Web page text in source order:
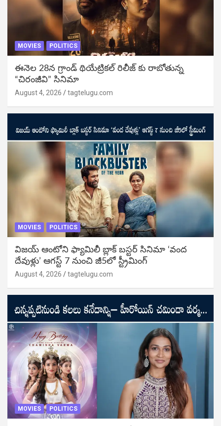
MOVIES POLITICS
ఈనెల 28న గ్రాండ్ థియేట్రికల్ రిలీజ్ కు రాబోతున్న
“చిరంజీవి” సినిమా
August 4, 2026 tagtelugu.com
MOVIES POLITICS
విజ‌య్ ఆంటోని ఫ్యామిలీ బ్లాక్ బ‌స్ట‌ర్‌ సినిమా ‘వంద
దేవుళ్లు’ ఆగస్ట్ 7 నుంచి జీ5లో స్ట్రీమింగ్
August 4, 2026 tagtelugu.com
MOVIES POLITICS